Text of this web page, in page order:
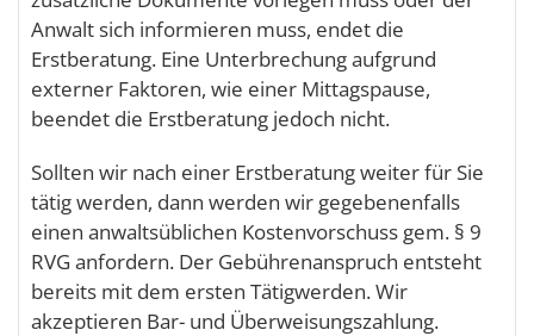
Anwalt sich informieren muss, endet die
Erstberatung. Eine Unterbrechung aufgrund
externer Faktoren, wie einer Mittagspause,
beendet die Erstberatung jedoch nicht.
Sollten wir nach einer Erstberatung weiter für Sie
tätig werden, dann werden wir gegebenenfalls
einen anwaltsüblichen Kostenvorschuss gem. § 9
RVG anfordern. Der Gebührenanspruch entsteht
bereits mit dem ersten Tätigwerden. Wir
akzeptieren Bar- und Überweisungszahlung.